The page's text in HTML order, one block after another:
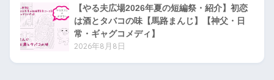
【やる夫広場2026年夏の短編祭・紹介】初恋
は酒とタバコの味【馬路まんじ】【神父・日
常・ギャグコメディ】
2026年8月8日